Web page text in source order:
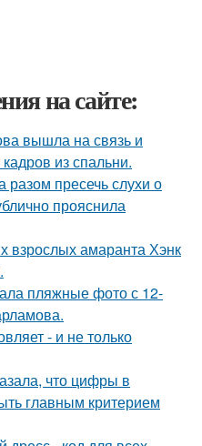
на сайте:
вышла на связь и
из спальни.
пресечь слухи о
прояснила
взрослых амаранта Хэнк
пляжные фото с 12-
- и не только
что цифры в
главным критерием